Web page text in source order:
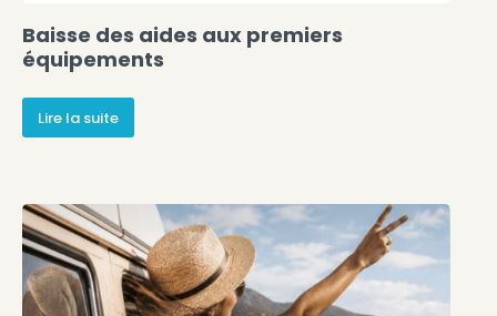
Baisse des aides aux premiers
équipements
Lire la suite